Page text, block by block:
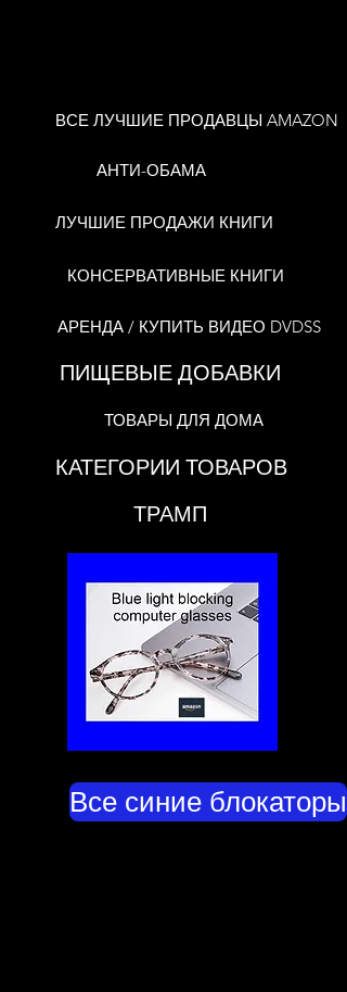
ВСЕ ЛУЧШИЕ ПРОДАВЦЫ AMAZON
АНТИ-ОБАМА
ЛУЧШИЕ ПРОДАЖИ КНИГИ
КОНСЕРВАТИВНЫЕ КНИГИ
АРЕНДА / КУПИТЬ ВИДЕО DVDSS
ПИЩЕВЫЕ ДОБАВКИ
ТОВАРЫ ДЛЯ ДОМА
КАТЕГОРИИ ТОВАРОВ
ТРАМП
Все синие блокаторы